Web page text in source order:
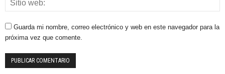
Guarda mi nombre, correo electrónico y web en este navegador para la
próxima vez que comente.